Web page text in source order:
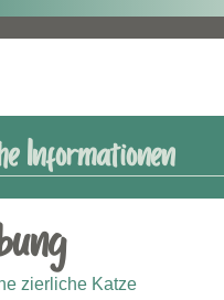
Informationen
zierliche Katze